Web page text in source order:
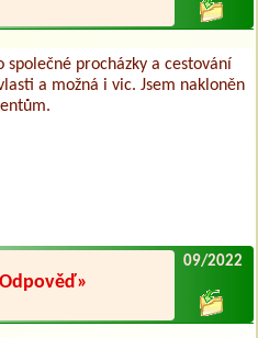
společné procházky a cestování
a možná i vic. Jsem nakloněn
Odpověď»
09/2022